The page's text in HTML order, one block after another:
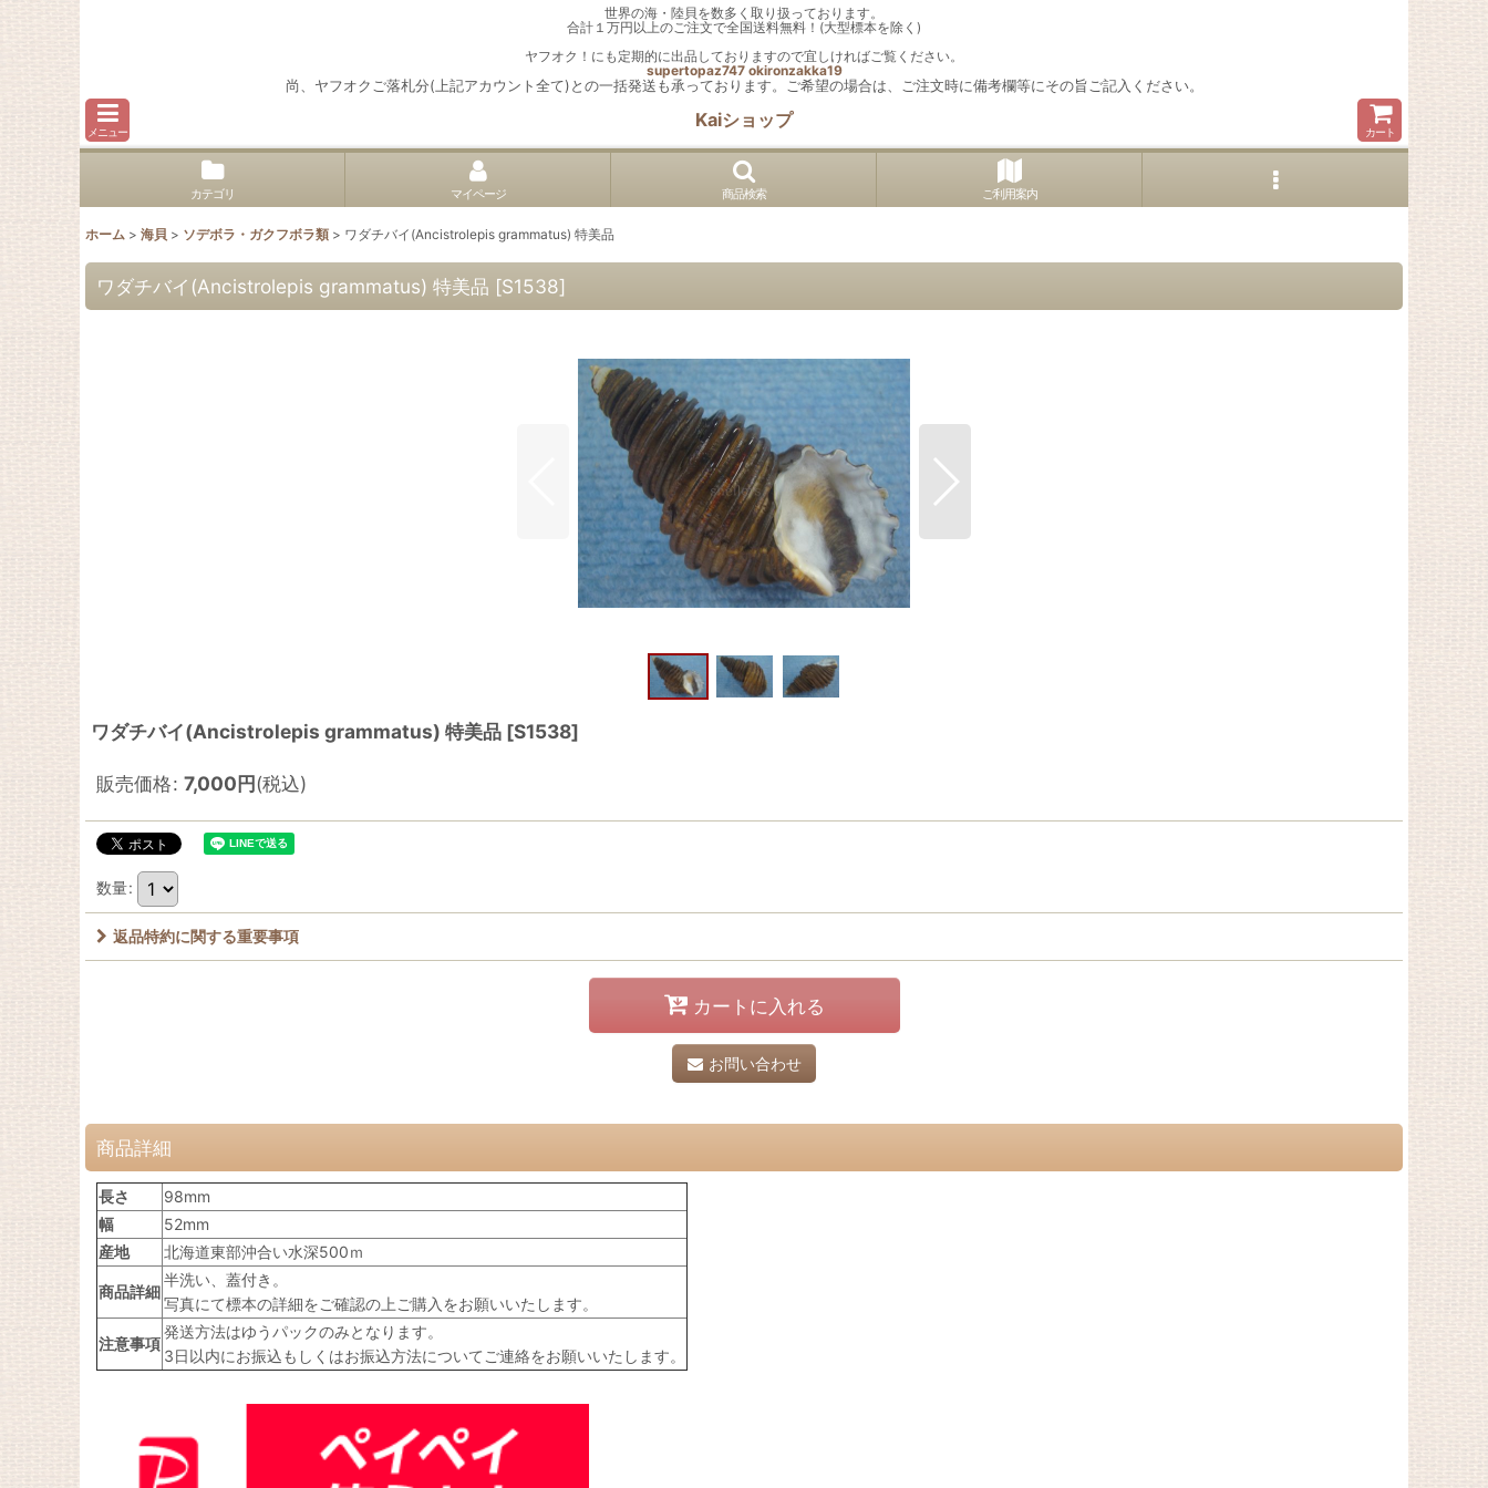
世界の海・陸貝を数多く取り扱っております。
合計１万円以上のご注文で全国送料無料！(大型標本を除く)
ヤフオク！にも定期的に出品しておりますので宜しければご覧ください。
supertopaz747 okironzakka19
尚、ヤフオクご落札分(上記アカウント全て)との一括発送も承っております。ご希望の場合は、ご注文時に備考欄等にその旨ご記入ください。
メニュー
Kaiショップ
カート
カテゴリ マイページ 商品検索 ご利用案内
ホーム > 海貝 > ソデボラ・ガクフボラ類 > ワダチバイ(Ancistrolepis grammatus) 特美品
ワダチバイ(Ancistrolepis grammatus) 特美品 [S1538]
ワダチバイ(Ancistrolepis grammatus) 特美品 [S1538]
販売価格: 7,000円(税込)
数量:
返品特約に関する重要事項
カートに入れる
お問い合わせ
商品詳細
長さ
98mm
幅
52mm
産地
北海道東部沖合い水深500ｍ
商品詳細
半洗い、蓋付き。
写真にて標本の詳細をご確認の上ご購入をお願いいたします。
注意事項
発送方法はゆうパックのみとなります。
3日以内にお振込もしくはお振込方法についてご連絡をお願いいたします。